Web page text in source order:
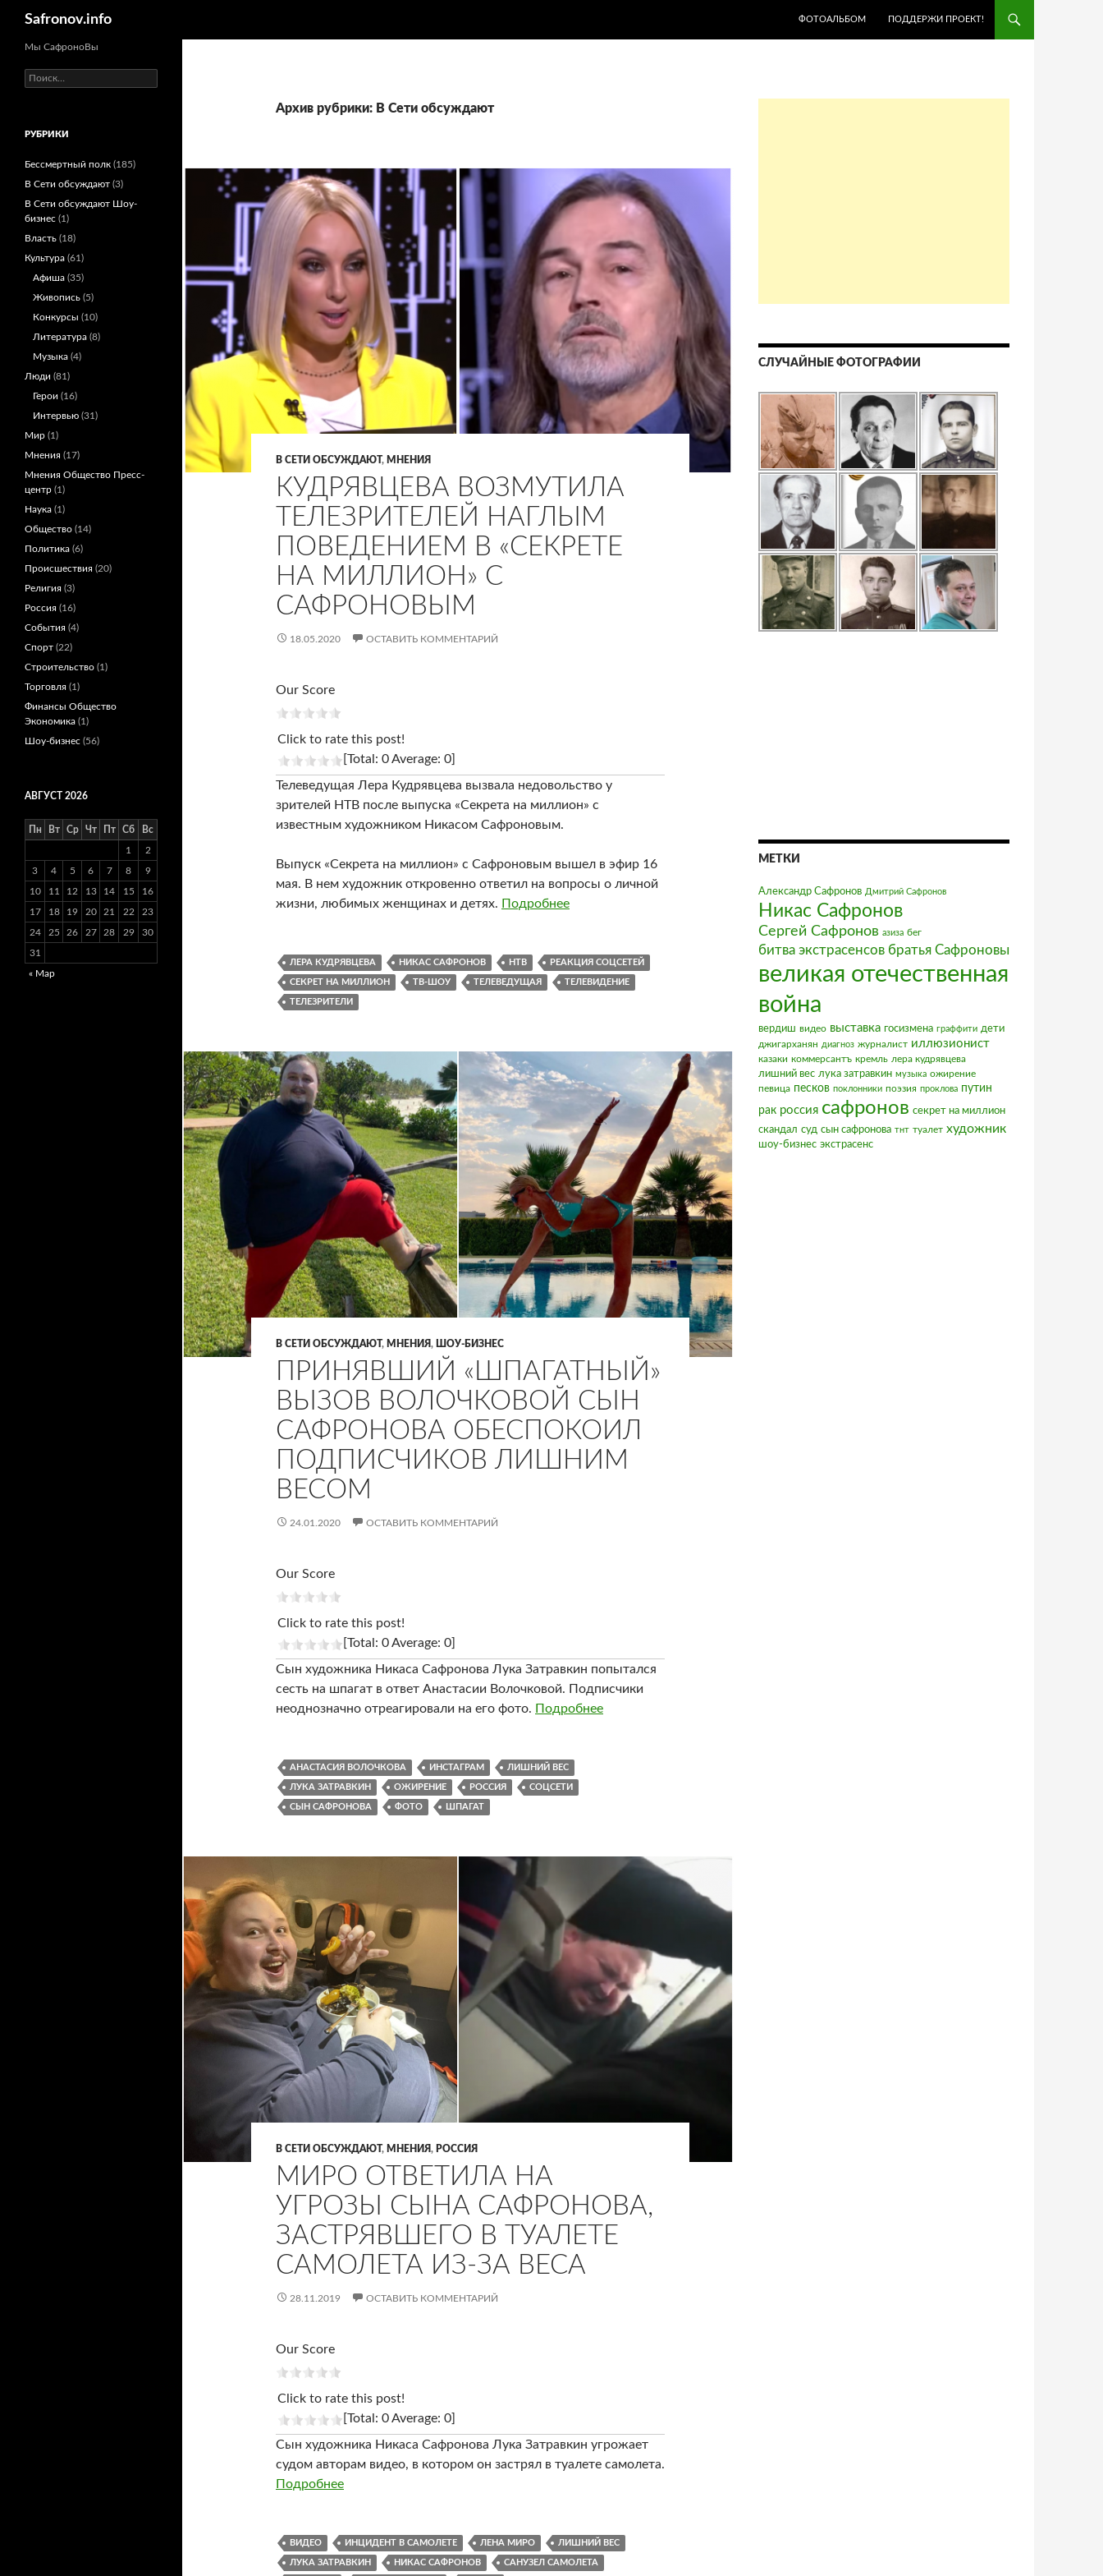
Safronov.info
ФОТОАЛЬБОМ
ПОДДЕРЖИ ПРОЕКТ!
Архив рубрики: В Сети обсуждают
В СЕТИ ОБСУЖДАЮТ, МНЕНИЯ
КУДРЯВЦЕВА ВОЗМУТИЛА
ТЕЛЕЗРИТЕЛЕЙ НАГЛЫМ
ПОВЕДЕНИЕМ В «СЕКРЕТЕ
НА МИЛЛИОН» С
САФРОНОВЫМ
18.05.2020 ОСТАВИТЬ КОММЕНТАРИЙ
Our Score
Click to rate this post!
[Total: 0 Average: 0]
Телеведущая Лера Кудрявцева вызвала недовольство у
зрителей НТВ после выпуска «Секрета на миллион» с
известным художником Никасом Сафроновым.
Выпуск «Секрета на миллион» с Сафроновым вышел в эфир 16
мая. В нем художник откровенно ответил на вопросы о личной
жизни, любимых женщинах и детях. Подробнее
ЛЕРА КУДРЯВЦЕВА НИКАС САФРОНОВ НТВ РЕАКЦИЯ СОЦСЕТЕЙ
СЕКРЕТ НА МИЛЛИОН ТВ-ШОУ ТЕЛЕВЕДУЩАЯ ТЕЛЕВИДЕНИЕ
ТЕЛЕЗРИТЕЛИ
В СЕТИ ОБСУЖДАЮТ, МНЕНИЯ, ШОУ-БИЗНЕС
ПРИНЯВШИЙ «ШПАГАТНЫЙ»
ВЫЗОВ ВОЛОЧКОВОЙ СЫН
САФРОНОВА ОБЕСПОКОИЛ
ПОДПИСЧИКОВ ЛИШНИМ
ВЕСОМ
24.01.2020 ОСТАВИТЬ КОММЕНТАРИЙ
Our Score
Click to rate this post!
[Total: 0 Average: 0]
Сын художника Никаса Сафронова Лука Затравкин попытался
сесть на шпагат в ответ Анастасии Волочковой. Подписчики
неоднозначно отреагировали на его фото. Подробнее
АНАСТАСИЯ ВОЛОЧКОВА ИНСТАГРАМ ЛИШНИЙ ВЕС
ЛУКА ЗАТРАВКИН ОЖИРЕНИЕ РОССИЯ СОЦСЕТИ
СЫН САФРОНОВА ФОТО ШПАГАТ
В СЕТИ ОБСУЖДАЮТ, МНЕНИЯ, РОССИЯ
МИРО ОТВЕТИЛА НА
УГРОЗЫ СЫНА САФРОНОВА,
ЗАСТРЯВШЕГО В ТУАЛЕТЕ
САМОЛЕТА ИЗ-ЗА ВЕСА
28.11.2019 ОСТАВИТЬ КОММЕНТАРИЙ
Our Score
Click to rate this post!
[Total: 0 Average: 0]
Сын художника Никаса Сафронова Лука Затравкин угрожает
судом авторам видео, в котором он застрял в туалете самолета.
Подробнее
ВИДЕО ИНЦИДЕНТ В САМОЛЕТЕ ЛЕНА МИРО ЛИШНИЙ ВЕС
ЛУКА ЗАТРАВКИН НИКАС САФРОНОВ САНУЗЕЛ САМОЛЕТА
СЛУЧАЙНЫЕ ФОТОГРАФИИ
МЕТКИ
Александр Сафронов Дмитрий Сафронов
Никас Сафронов
Сергей Сафронов азиза бег
битва экстрасенсов братья Сафроновы
великая отечественная
война
вердиш видео выставка госизмена граффити дети
джигарханян диагноз журналист иллюзионист
казаки коммерсантъ кремль лера кудрявцева
лишний вес лука затравкин музыка ожирение
певица песков поклонники поэзия проклова путин
рак россия сафронов секрет на миллион
скандал суд сын сафронова тнт туалет художник
шоу-бизнес экстрасенс
Мы СафроноВы
Найти:
РУБРИКИ
Бессмертный полк (185)
В Сети обсуждают (3)
В Сети обсуждают Шоу-
бизнес (1)
Власть (18)
Культура (61)
Афиша (35)
Живопись (5)
Конкурсы (10)
Литература (8)
Музыка (4)
Люди (81)
Герои (16)
Интервью (31)
Мир (1)
Мнения (17)
Мнения Общество Пресс-
центр (1)
Наука (1)
Общество (14)
Политика (6)
Происшествия (20)
Религия (3)
Россия (16)
События (4)
Спорт (22)
Строительство (1)
Торговля (1)
Финансы Общество
Экономика (1)
Шоу-бизнес (56)
АВГУСТ 2026
Пн Вт Ср Чт Пт Сб Вс
1 2
3 4 5 6 7 8 9
10 11 12 13 14 15 16
17 18 19 20 21 22 23
24 25 26 27 28 29 30
31
« Мар